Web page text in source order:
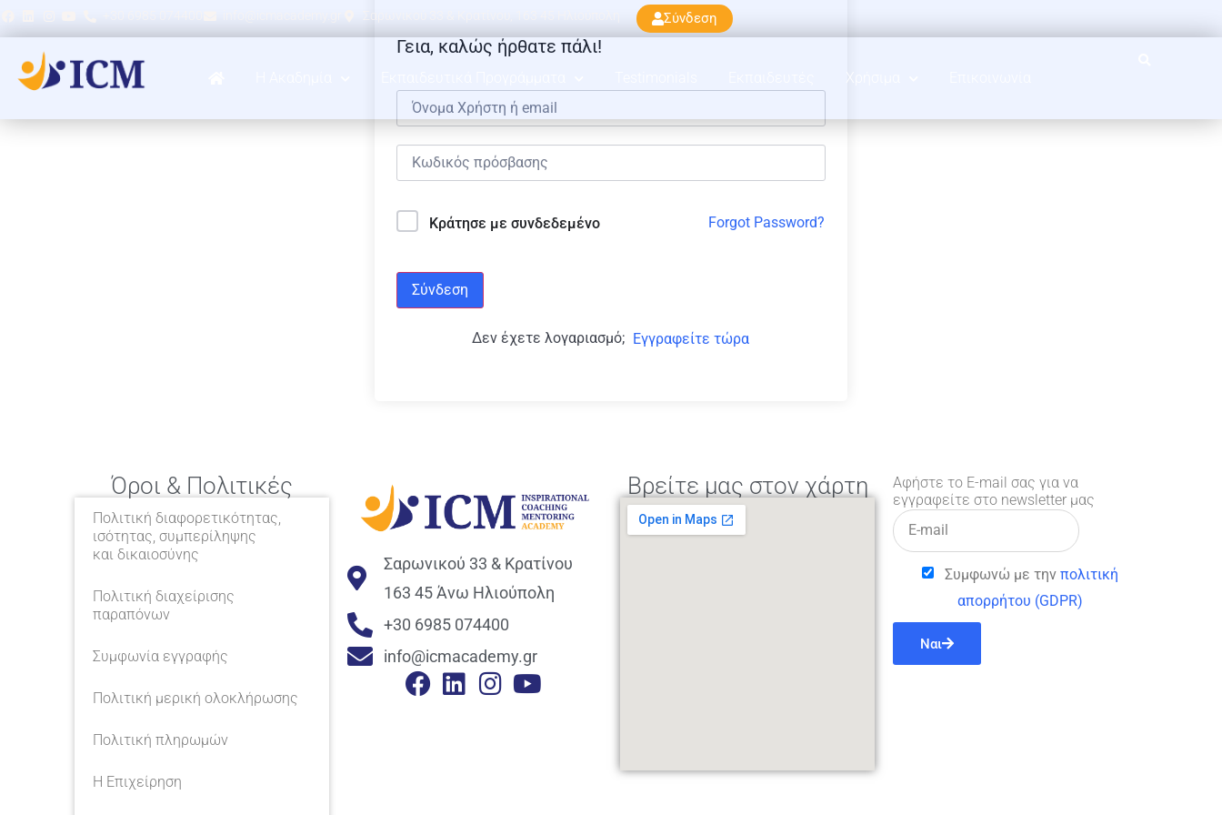
Σύνδεση
Χρήσιμα
Γεια, καλώς ήρθατε πάλι!
Κράτησε με συνδεδεμένο Forgot Password?
Σύνδεση
Δεν έχετε λογαριασμό; Εγγραφείτε τώρα
Όροι & Πολιτικές
Πολιτική διαφορετικότητας,
ισότητας, συμπερίληψης
και δικαιοσύνης
Πολιτική διαχείρισης
παραπόνων
Συμφωνία εγγραφής
Πολιτική μερική ολοκλήρωσης
Πολιτική πληρωμών
Η Επιχείρηση
Σαρωνικού 33 & Κρατίνου
163 45 Άνω Ηλιούπολη
+30 6985 074400
info@icmacademy.gr
Βρείτε μας στον χάρτη
Αφήστε το E-mail σας για να
εγγραφείτε στο newsletter μας
Συμφωνώ με την πολιτική
απορρήτου (GDPR)
Ναι